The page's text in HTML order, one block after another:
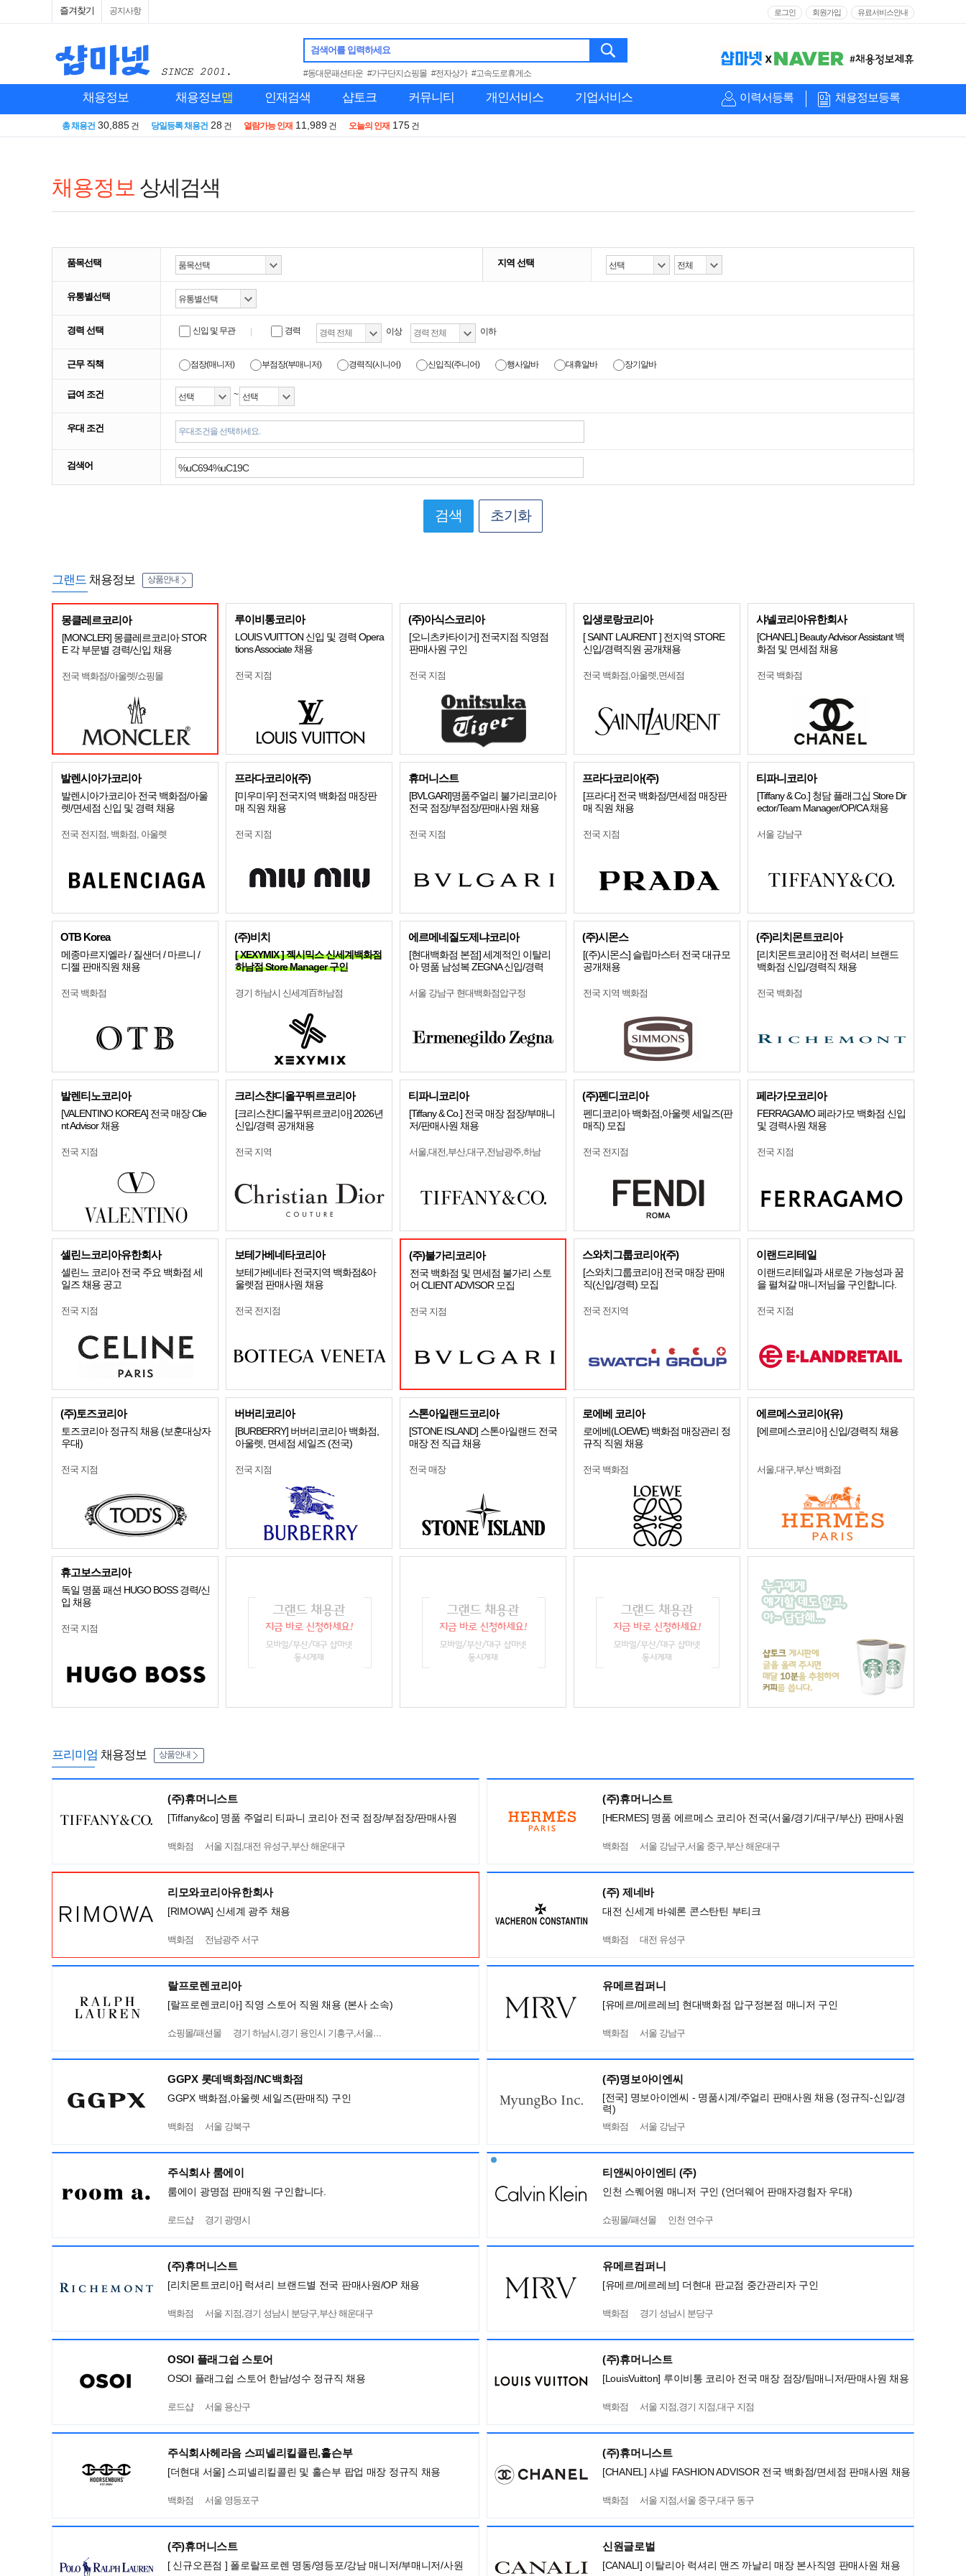
즐겨찾기 공지사항 로그인 회원가입 유료서비스안내
검색어를 입력하세요
#동대문패션타운 #가구단지쇼핑몰 #전자상가 #고속도로휴게소
채용정보 채용정보맵 인재검색 샵토크 커뮤니티 개인서비스 기업서비스 이력서등록 채용정보등록
총 채용건 30,885 건 당일등록 채용건 28 건 열람가능 인재 11,989 건 오늘의 인재 175 건
채용정보 상세검색
품목선택 지역 선택
유통별선택
경력 선택 신입 및 무관 경력 이상 이하
근무 직책 점장(매니저) 부점장(부매니저) 경력직(시니어) 신입직(주니어) 행사알바 대휴알바 장기알바
급여 조건 ~
우대 조건 우대조건을 선택하세요.
검색어
검색 초기화
그랜드 채용정보 상품안내
몽클레르코리아
[MONCLER] 몽클레르코리아 STOR
E 각 부문별 경력/신입 채용
전국 백화점/아울렛/쇼핑몰
루이비통코리아
LOUIS VUITTON 신입 및 경력 Opera
tions Associate 채용
전국 지점
(주)아식스코리아
[오니츠카타이거] 전국지점 직영점
판매사원 구인
전국 지점
입생로랑코리아
[ SAINT LAURENT ] 전지역 STORE
신입/경력직원 공개채용
전국 백화점,아울렛,면세점
샤넬코리아유한회사
[CHANEL] Beauty Advisor Assistant 백
화점 및 면세점 채용
전국 백화점
발렌시아가코리아
발렌시아가코리아 전국 백화점/아울
렛/면세점 신입 및 경력 채용
전국 전지점, 백화점, 아울렛
프라다코리아(주)
[미우미우] 전국지역 백화점 매장판
매 직원 채용
전국 지점
휴머니스트
[BVLGARI]명품주얼리 불가리코리아
전국 점장/부점장/판매사원 채용
전국 지점
프라다코리아(주)
[프라다] 전국 백화점/면세점 매장판
매 직원 채용
전국 지점
티파니코리아
[Tiffany & Co.] 청담 플래그십 Store Dir
ector/Team Manager/OP/CA 채용
서울 강남구
OTB Korea
메종마르지엘라 / 질샌더 / 마르니 /
디젤 판매직원 채용
전국 백화점
(주)비치
[ XEXYMIX ] 젝시믹스 신세계백화점
하남점 Store Manager 구인
경기 하남시 신세계百하남점
에르메네질도제냐코리아
[현대백화점 본점] 세계적인 이탈리
아 명품 남성복 ZEGNA 신입/경력
서울 강남구 현대백화점압구정
(주)시몬스
[(주)시몬스] 슬립마스터 전국 대규모
공개채용
전국 지역 백화점
(주)리치몬트코리아
[리치몬트코리아] 전 럭셔리 브랜드
백화점 신입/경력직 채용
전국 백화점
발렌티노코리아
[VALENTINO KOREA] 전국 매장 Clie
nt Advisor 채용
전국 지점
크리스챤디올꾸뛰르코리아
[크리스챤디올꾸뛰르코리아] 2026년
신입/경력 공개채용
전국 지역
티파니코리아
[Tiffany & Co.] 전국 매장 점장/부매니
저/판매사원 채용
서울,대전,부산,대구,전남광주,하남
(주)펜디코리아
펜디코리아 백화점,아울렛 세일즈(판
매직) 모집
전국 전지점
페라가모코리아
FERRAGAMO 페라가모 백화점 신입
및 경력사원 채용
전국 지점
셀린느코리아유한회사
셀린느 코리아 전국 주요 백화점 세
일즈 채용 공고
전국 지점
보테가베네타코리아
보테가베네타 전국지역 백화점&아
울렛점 판매사원 채용
전국 전지점
(주)불가리코리아
전국 백화점 및 면세점 불가리 스토
어 CLIENT ADVISOR 모집
전국 지점
스와치그룹코리아(주)
[스와치그룹코리아] 전국 매장 판매
직(신입/경력) 모집
전국 전지역
이랜드리테일
이랜드리테일과 새로운 가능성과 꿈
을 펼쳐갈 매니저님을 구인합니다.
전국 지점
(주)토즈코리아
토즈코리아 정규직 채용 (보훈대상자
우대)
전국 지점
버버리코리아
[BURBERRY] 버버리코리아 백화점,
아울렛, 면세점 세일즈 (전국)
전국 지점
스톤아일랜드코리아
[STONE ISLAND] 스톤아일랜드 전국
매장 전 직급 채용
전국 매장
로에베 코리아
로에베(LOEWE) 백화점 매장관리 정
규직 직원 채용
전국 백화점
에르메스코리아(유)
[에르메스코리아] 신입/경력직 채용
서울,대구,부산 백화점
휴고보스코리아
독일 명품 패션 HUGO BOSS 경력/신
입 채용
전국 지점
프리미엄 채용정보 상품안내
(주)휴머니스트
[Tiffany&co] 명품 주얼리 티파니 코리아 전국 점장/부점장/판매사원
백화점 서울 지점,대전 유성구,부산 해운대구
(주)휴머니스트
[HERMES] 명품 에르메스 코리아 전국(서울/경기/대구/부산) 판매사원
백화점 서울 강남구,서울 중구,부산 해운대구
리모와코리아유한회사
[RIMOWA] 신세계 광주 채용
백화점 전남광주 서구
(주) 제네바
대전 신세계 바쉐론 콘스탄틴 부티크
백화점 대전 유성구
랄프로렌코리아
[랄프로렌코리아] 직영 스토어 직원 채용 (본사 소속)
쇼핑몰/패션몰 경기 하남시,경기 용인시 기흥구,서울 서초구
유메르컴퍼니
[유메르/메르레브] 현대백화점 압구정본점 매니저 구인
백화점 서울 강남구
GGPX 롯데백화점/NC백화점
GGPX 백화점,아울렛 세일즈(판매직) 구인
백화점 서울 강북구
(주)명보아이엔씨
[전국] 명보아이엔씨 - 명품시계/주얼리 판매사원 채용 (정규직-신입/경
력)
백화점 서울 강남구
주식회사 룸에이
룸에이 광명점 판매직원 구인합니다.
로드샵 경기 광명시
티앤씨아이엔티 (주)
인천 스퀘어원 매니저 구인 (언더웨어 판매자경험자 우대)
쇼핑몰/패션몰 인천 연수구
(주)휴머니스트
[리치몬트코리아] 럭셔리 브랜드별 전국 판매사원/OP 채용
백화점 서울 지점,경기 성남시 분당구,부산 해운대구
유메르컴퍼니
[유메르/메르레브] 더현대 판교점 중간관리자 구인
백화점 경기 성남시 분당구
OSOI 플래그쉽 스토어
OSOI 플래그쉽 스토어 한남/성수 정규직 채용
로드샵 서울 용산구
(주)휴머니스트
[LouisVuitton] 루이비통 코리아 전국 매장 점장/팀매니저/판매사원 채용
백화점 서울 지점,경기 지점,대구 지점
주식회사헤라음 스피넬리킬콜린,홀슨부
[더현대 서울] 스피넬리킬콜린 및 홀슨부 팝업 매장 정규직 채용
백화점 서울 영등포구
(주)휴머니스트
[CHANEL] 샤넬 FASHION ADVISOR 전국 백화점/면세점 판매사원 채용
백화점 서울 지점,서울 중구,대구 동구
(주)휴머니스트
[ 신규오픈점 ] 폴로랄프로렌 명동/영등포/강남 매니저/부매니저/사원
신원글로벌
[CANALI] 이탈리아 럭셔리 맨즈 까날리 매장 본사직영 판매사원 채용